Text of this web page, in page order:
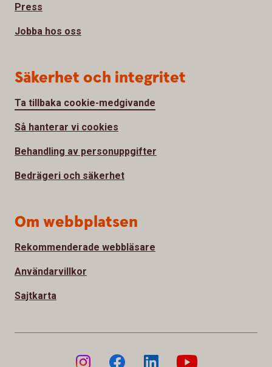
Press
Jobba hos oss
Säkerhet och integritet
Ta tillbaka cookie-medgivande
Så hanterar vi cookies
Behandling av personuppgifter
Bedrägeri och säkerhet
Om webbplatsen
Rekommenderade webbläsare
Användarvillkor
Sajtkarta